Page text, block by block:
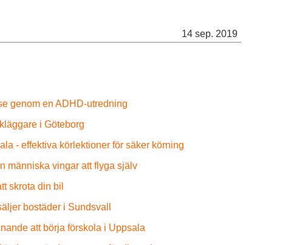
14 sep. 2019
genom en ADHD-utredning
i Göteborg
- effektiva körlektioner för säker körning
människa vingar att flyga själv
skrota din bil
bostäder i Sundsvall
att börja förskola i Uppsala